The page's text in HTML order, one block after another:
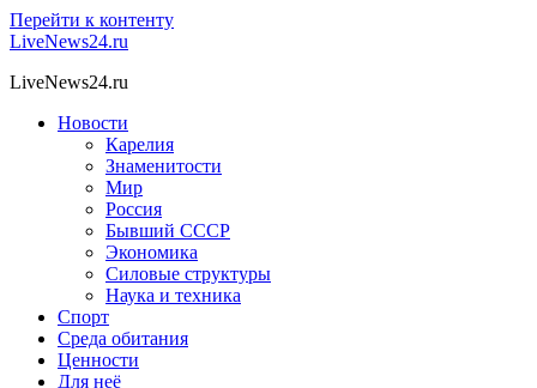
Перейти к контенту
LiveNews24.ru
LiveNews24.ru
Новости
Карелия
Знаменитости
Мир
Россия
Бывший СССР
Экономика
Силовые структуры
Наука и техника
Спорт
Среда обитания
Ценности
Для неё